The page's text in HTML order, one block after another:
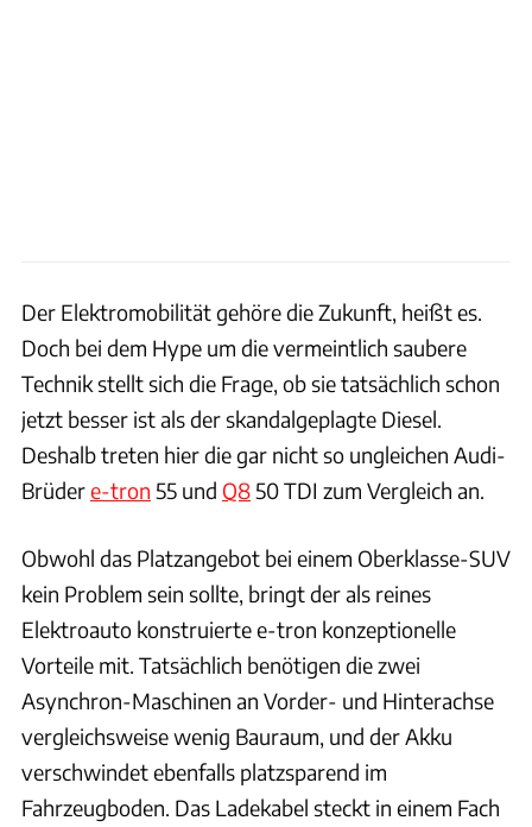
Der Elektromobilität gehöre die Zukunft, heißt es.
Doch bei dem Hype um die vermeintlich saubere
Technik stellt sich die Frage, ob sie tatsächlich schon
jetzt besser ist als der skandalgeplagte Diesel.
Deshalb treten hier die gar nicht so ungleichen Audi-
Brüdere-tron 55 und Q850 TDI zum Vergleich an.
Obwohl das Platzangebot bei einem Oberklasse-SUV
kein Problem sein sollte, bringt der als reines
Elektroauto konstruierte e-tron konzeptionelle
Vorteile mit. Tatsächlich benötigen die zwei
Asynchron-Maschinen an Vorder- und Hinterachse
vergleichsweise wenig Bauraum, und der Akku
verschwindet ebenfalls platzsparend im
Fahrzeugboden. Das Ladekabel steckt in einem Fach